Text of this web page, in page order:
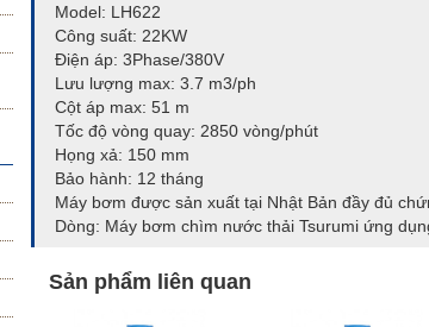
Model: LH622
Công suất: 22KW
Điện áp: 3Phase/380V
Lưu lượng max: 3.7 m3/ph
Cột áp max: 51 m
Tốc độ vòng quay: 2850 vòng/phút
Họng xả: 150 mm
Bảo hành: 12 tháng
Máy bơm được sản xuất tại Nhật Bản đầy đủ
Dòng: Máy bơm chìm nước thải Tsurumi ứng
Sản phẩm liên quan